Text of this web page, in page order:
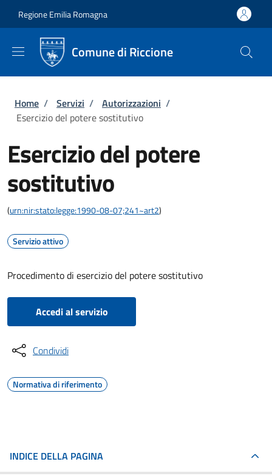
Regione Emilia Romagna
Comune di Riccione
Briciole di pane
Home / Servizi / Autorizzazioni /
Esercizio del potere sostitutivo
Esercizio del potere
sostitutivo
(urn:nir:stato:legge:1990-08-07;241~art2)
Servizio attivo
Procedimento di esercizio del potere sostitutivo
Accedi al servizio
Condividi
Normativa di riferimento
INDICE DELLA PAGINA